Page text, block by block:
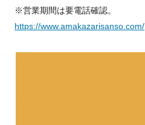
※営業期間は要電話確認。
https://www.amakazarisanso.com/